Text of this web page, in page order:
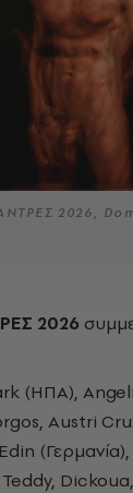
2026,
2026
(ΗΠΑ),
Austri